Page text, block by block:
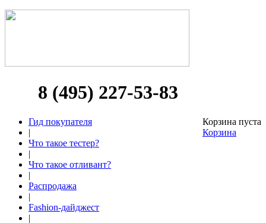
8 (495) 227-53-83
Корзина пуста
Корзина
Гид покупателя
|
Что такое тестер?
|
Что такое отливант?
|
Распродажа
|
Fashion-дайджест
|